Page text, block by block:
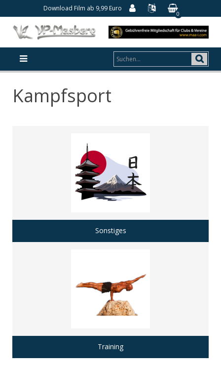
Download Film ab 9,99 Euro
0
Kampfsport
Sonstiges
Training